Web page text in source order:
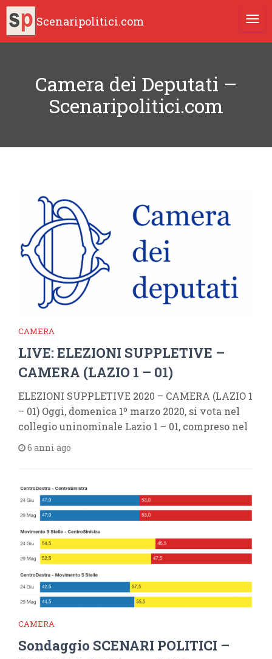
Scenaripolitici.com
Camera dei Deputati –
Scenaripolitici.com
CAMERA
LIVE: ELEZIONI SUPPLETIVE –
CAMERA (LAZIO 1 – 01)
ELEZIONI SUPPLETIVE 2020 – CAMERA (LAZIO 1
– 01) Oggi, domenica 1º marzo 2020, si vota nel
collegio uninominale Lazio 1 – 01, compreso nel
6 anni ago
CAMERA
Sondaggio SCENARI POLITICI –